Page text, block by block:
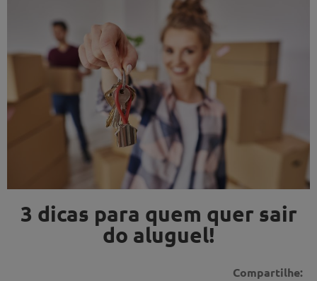
3 dicas para quem quer sair
do aluguel!
Compartilhe: